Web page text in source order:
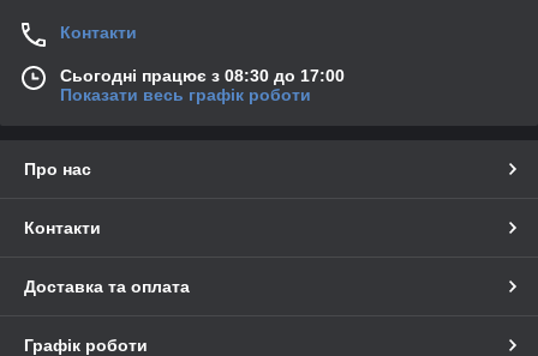
Контакти
Сьогодні працює з 08:30 до 17:00
Показати весь графік роботи
Про нас
Контакти
Доставка та оплата
Графік роботи